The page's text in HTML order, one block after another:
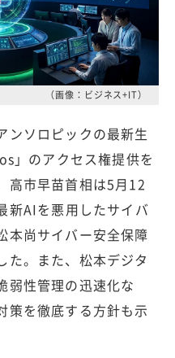
（画像：ビジネス+IT）
ソロピックの最新生
」のアクセス権提供を
高市早苗首相は5月12
新AIを悪用したサイバ
本尚サイバー安全保障
た。また、松本デジタ
弱性管理の迅速化な
策を徹底する方針も示